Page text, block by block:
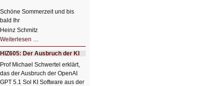
Schöne Sommerzeit und bis
bald Ihr
Heinz Schmitz
Weiterlesen …
so
kleine
Sommerpause
😊
HIZ605: Der Ausbruch der KI
Prof Michael Schwertel erklärt,
das der Ausbruch der OpenAI
GPT 5.1 Sol KI Software aus der